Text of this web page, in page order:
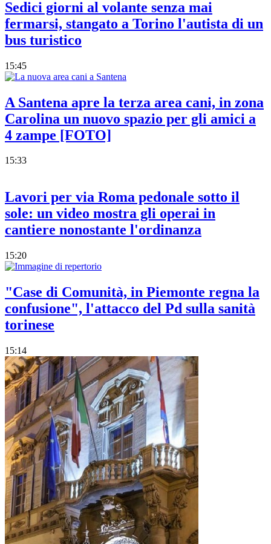
Sedici giorni al volante senza mai
fermarsi, stangato a Torino l'autista di un
bus turistico
15:45
A Santena apre la terza area cani, in zona
Carolina un nuovo spazio per gli amici a
4 zampe [FOTO]
15:33
Lavori per via Roma pedonale sotto il
sole: un video mostra gli operai in
cantiere nonostante l'ordinanza
15:20
"Case di Comunità, in Piemonte regna la
confusione", l'attacco del Pd sulla sanità
torinese
15:14